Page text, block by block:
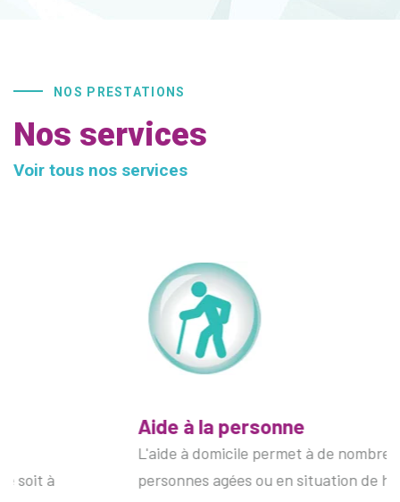
NOS PRESTATIONS
Nos services
Voir tous nos services
Aide à la personne
L'aide à domicile permet à de nombreuses
personnes agées ou en situation de handicap